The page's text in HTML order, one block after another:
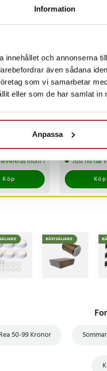
Information
och annonserna
även sådana
som vi samarbetar
eller som de har samlat in
Anpassa
för
- 50-pack
inom 1-2 vardagar
Köp
Swim & Fun
Pris:139 kr
139 kr
Just nu har
Köp
BÄSTSÄLJARE
Rea 50-99 Kronor Sommar